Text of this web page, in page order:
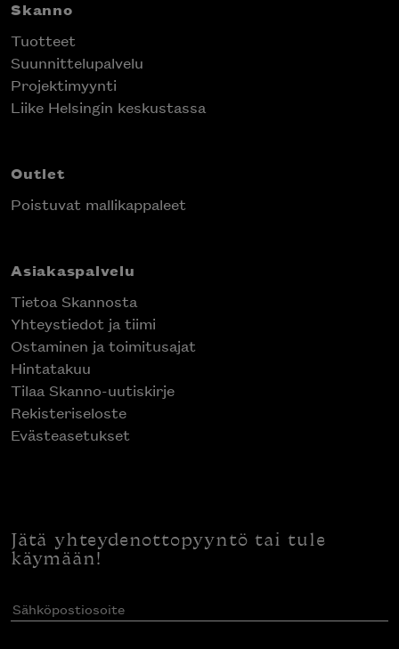
Skanno
Tuotteet
Suunnittelupalvelu
Projektimyynti
Liike Helsingin keskustassa
Outlet
Poistuvat mallikappaleet
Asiakaspalvelu
Tietoa Skannosta
Yhteystiedot ja tiimi
Ostaminen ja toimitusajat
Hintatakuu
Tilaa Skanno-uutiskirje
Rekisteriseloste
Evästeasetukset
Jätä yhteydenottopyyntö tai tule
käymään!
Sähköpostiosoite(Pakollinen)